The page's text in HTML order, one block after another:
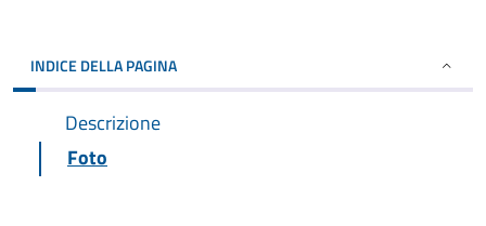
INDICE DELLA PAGINA
Descrizione
Foto